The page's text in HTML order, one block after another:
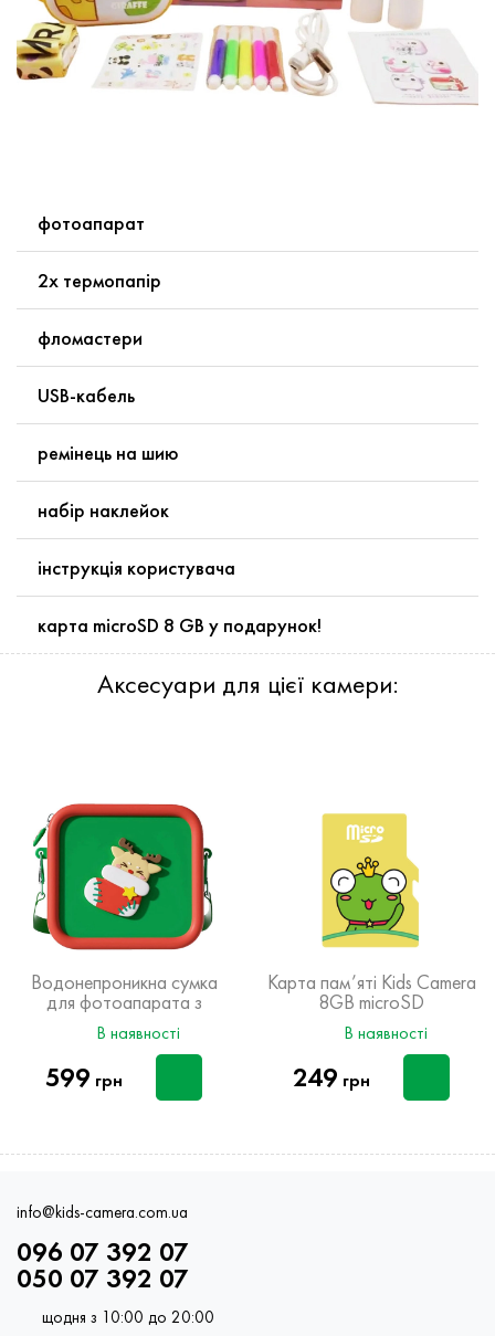
фотоапарат
2х термопапір
фломастери
USB-кабель
ремінець на шию
набір наклейок
інструкція користувача
карта microSD 8 GB у подарунок!
Аксесуари для цієї камери:
Водонепроникна сумка
для фотоапарата з
Новорічним дизайном
В наявності
599 грн
Карта пам’яті Kids Camera
8GB microSD
В наявності
249 грн
info@kids-camera.com.ua
096 07 392 07
050 07 392 07
щодня з 10:00 до 20:00